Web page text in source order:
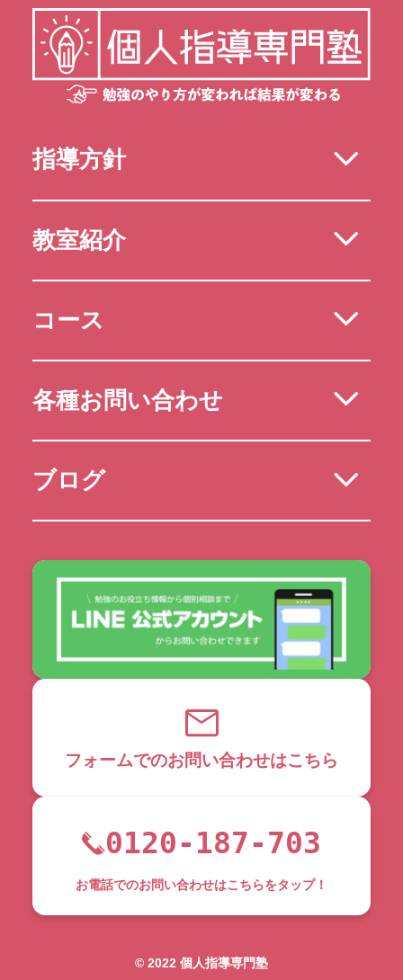
指導方針
教室紹介
コース
各種お問い合わせ
ブログ
フォームでのお問い合わせはこちら
0120-187-703
お電話でのお問い合わせはこちらをタップ！
©︎ 2022 個人指導専門塾